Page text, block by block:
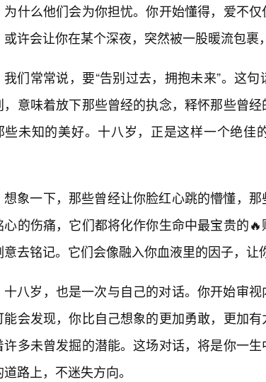
为什么他们会为你担忧。你开始懂得，爱不
或许会让你在某个深夜，突然被一股暖流包裹
我们常常说，要“告别过去，拥抱未来”。这
，意味着放下那些曾经的执念，释怀那些曾
些未知的美好。十八岁，正是这样一个绝佳
想象一下，那些曾经让你脸红心跳的懵懂，
心的伤痛，它们都将化作你生命中最宝贵的
意去铭记。它们会像融入你血液里的因子，让
十八岁，也是一次与自己的对话。你开始审视
能会发现，你比自己想象的更加勇敢，更加
许多未曾发掘的潜能。这场对话，将是你一
路上，不迷失方向。